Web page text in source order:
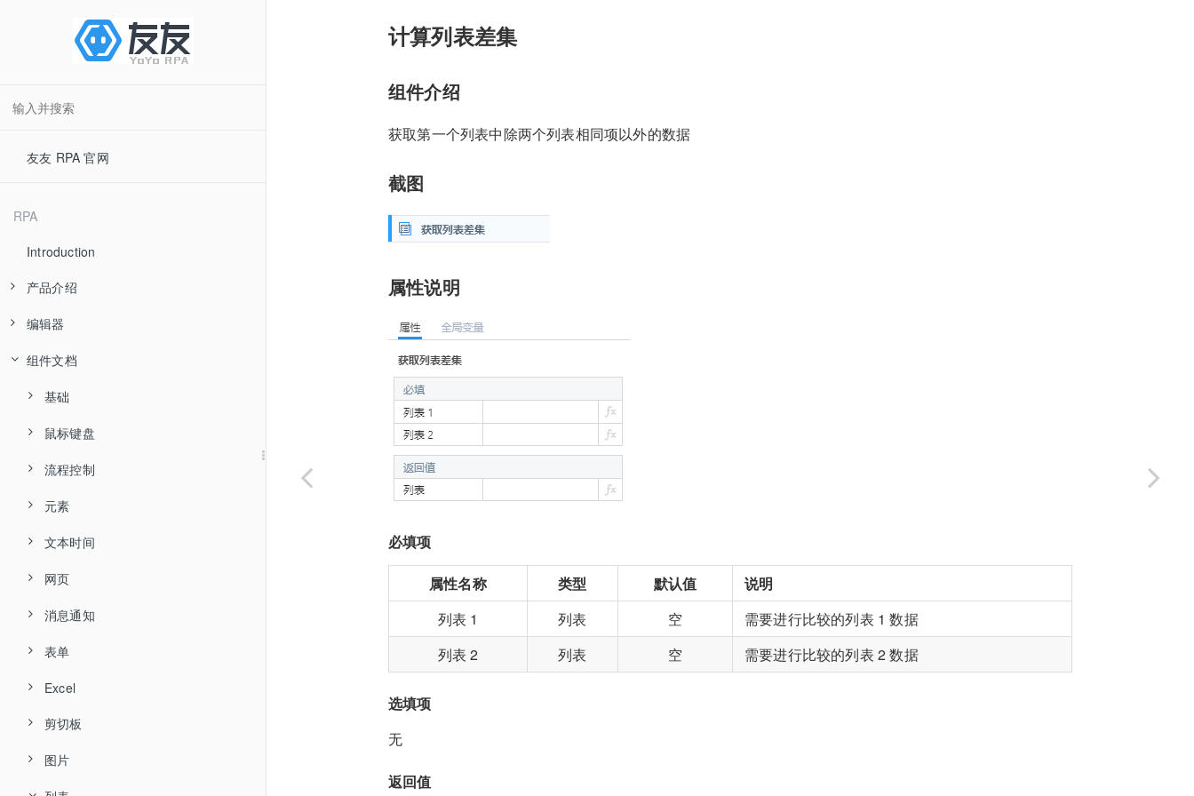
友友 RPA 官网
RPA
Introduction
产品介绍
产品优势
应用场景
产品分类
账号分类
编辑器
快速入门
界面简介
创建流程
基本概念
容器组件
通配符
逻辑表达式
流程逻辑
判断
循环
数据类型
流程组件
子流程
组件使用
常用工具
流程案例
流程示例
加入的库
浏览器插件
谷歌 Chrome
360 安全浏览器
元素探测
选择元素
智能抓取
运行
调试
日志
发布
属性变量
基本属性
执行状态
全局变量
个人中心
个人中心
设置
快捷键
常见问题
安装
登录
运行
基础
发布
元素
组件文档
基础
声明变量
赋值
输出日志
备注
等待
随机等待
执行命令行
屏幕分辨率
执行扩展库
释放流程资源
鼠标键盘
点击元素
偏移点击
鼠标点击
鼠标位置
鼠标拖拽
移动鼠标
鼠标悬停
偏移悬停
左键按下
流程控制
if 假如
if else 假如...否则
while 条件循环
until 条件循环
for 计次循环
for each 循环
continue 跳至下次循环
break 跳出循环
元素
元素赋值
结构化数据（Windows）
智能抓取
元素坐标
提取元素文本
提取元素属性
设置元素属性
文本时间
截取文本
提取文本
替换文本
计算文本长度
去除前后空格
转为大写字母
网页
打开网址
激活浏览器窗口
等待网页加载完成
停止加载网页
网页信息
消息通知
信息对话框
文本对话框
选择文件
浏览文件夹
表单
创建表单
说明文字
文本框
Excel
打开 Excel
关闭 Excel
剪切板
写入剪切板
图片
计算列表差集
组件介绍
获取第一个列表中除两个列表相同项以外的数据
截图
属性说明
必填项
属性名称 类型 默认值
说明
列表 1
列表 空
需要进行比较的列表 1 数据
列表 2
列表 空 需要进行比较的列表 2 数据
选填项
无
返回值